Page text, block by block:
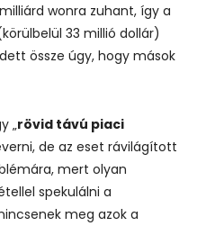
wonra zuhant, így a
33 millió dollár)
össze úgy, hogy mások
„rövid távú piaci
de az eset rávilágított
mert olyan
spekulálni a
meg azok a